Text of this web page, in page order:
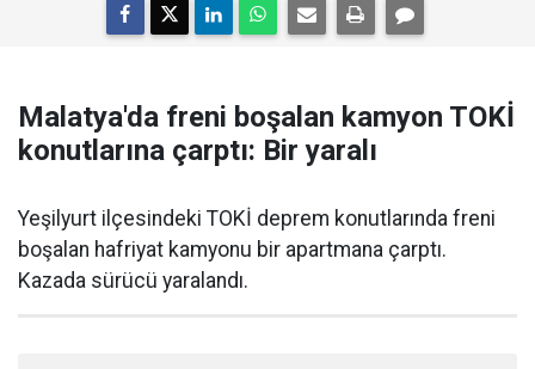
Malatya'da freni boşalan kamyon TOKİ
konutlarına çarptı: Bir yaralı
Yeşilyurt ilçesindeki TOKİ deprem konutlarında freni
boşalan hafriyat kamyonu bir apartmana çarptı.
Kazada sürücü yaralandı.